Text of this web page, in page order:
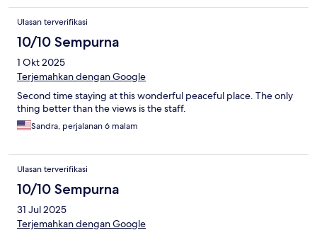
Ulasan terverifikasi
10/10 Sempurna
1 Okt 2025
Terjemahkan dengan Google
Second time staying at this wonderful peaceful place. The only
thing better than the views is the staff.
Sandra, perjalanan 6 malam
Ulasan terverifikasi
10/10 Sempurna
31 Jul 2025
Terjemahkan dengan Google